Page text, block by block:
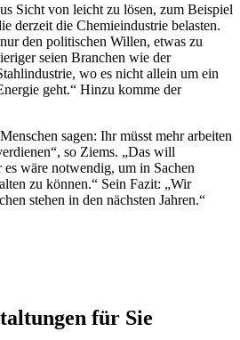
Sicht von leicht zu lösen, zum Beispiel
derzeit die Chemieindustrie belasten.
den politischen Willen, etwas zu
seien Branchen wie der
wo es nicht allein um ein
geht.“ Hinzu komme der
sagen: Ihr müsst mehr arbeiten
so Ziems. „Das will
wäre notwendig, um in Sachen
zu können.“ Sein Fazit: „Wir
stehen in den nächsten Jahren.“
für Sie